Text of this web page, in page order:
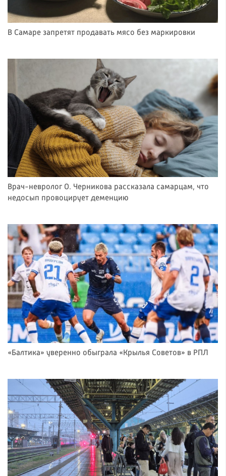
В Самаре запретят продавать мясо без маркировки
Врач-невролог О. Черникова рассказала самарцам, что
недосып провоцирует деменцию
«Балтика» уверенно обыграла «Крылья Советов» в РПЛ